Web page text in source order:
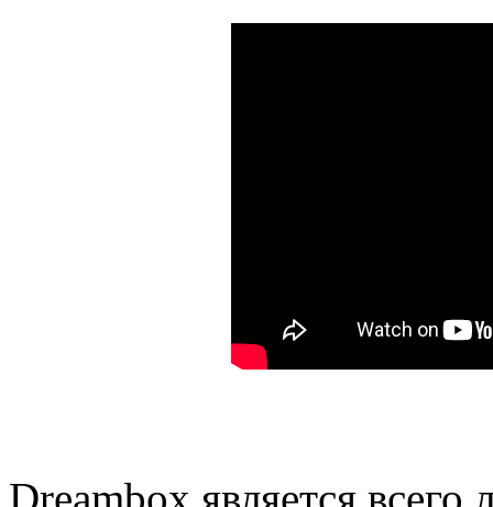
Dreambox является